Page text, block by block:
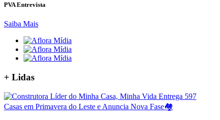
PVA Entrevista
Saiba Mais
+ Lidas